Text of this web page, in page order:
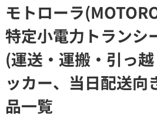
モトローラ
特定小電力トランシ
(運送・運搬・引っ
ッカー、当日配送向
品一覧